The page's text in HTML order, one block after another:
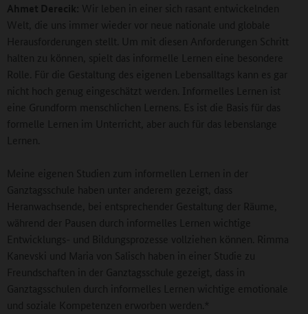
Ahmet Derecik: Wir leben in einer sich rasant entwickelnden
Welt, die uns immer wieder vor neue nationale und globale
Herausforderungen stellt. Um mit diesen Anforderungen Schritt
halten zu können, spielt das informelle Lernen eine besondere
Rolle. Für die Gestaltung des eigenen Lebensalltags kann es gar
nicht hoch genug eingeschätzt werden. Informelles Lernen ist
eine Grundform menschlichen Lernens. Es ist die Basis für das
formelle Lernen im Unterricht, aber auch für das lebenslange
Lernen.
Meine eigenen Studien zum informellen Lernen in der
Ganztagsschule haben unter anderem gezeigt, dass
Heranwachsende, bei entsprechender Gestaltung der Räume,
während der Pausen durch informelles Lernen wichtige
Entwicklungs- und Bildungsprozesse vollziehen können. Rimma
Kanevski und Maria von Salisch haben in einer Studie zu
Freundschaften in der Ganztagsschule gezeigt, dass in
Ganztagsschulen durch informelles Lernen wichtige emotionale
und soziale Kompetenzen erworben werden.*